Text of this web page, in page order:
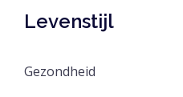
Levenstijl
Gezondheid